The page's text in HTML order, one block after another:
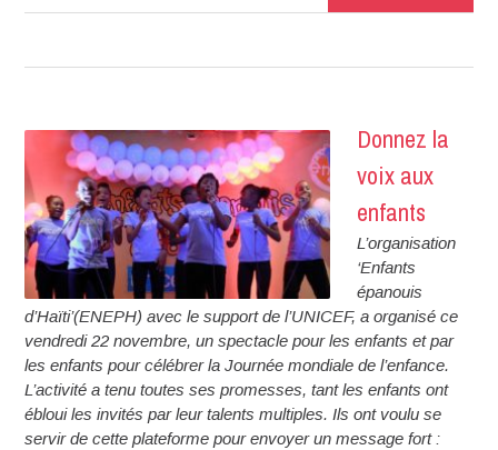
des
la
Noël
Donnez la
voix aux
enfants
L’organisation
‘Enfants
épanouis
d’Haïti’(ENEPH) avec le support de l’UNICEF, a organisé ce
vendredi 22 novembre, un spectacle pour les enfants et par
les enfants pour célébrer la Journée mondiale de l’enfance.
L’activité a tenu toutes ses promesses, tant les enfants ont
ébloui les invités par leur talents multiples. Ils ont voulu se
servir de cette plateforme pour envoyer un message fort :